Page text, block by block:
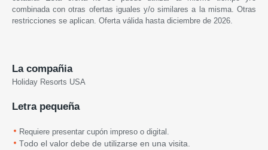
combinada con otras ofertas iguales y/o similares a la misma. Otras
restricciones se aplican. Oferta válida hasta diciembre de 2026.
La compañia
Holiday Resorts USA
Letra pequeña
Requiere presentar cupón impreso o digital.
Todo el valor debe de utilizarse en una visita.